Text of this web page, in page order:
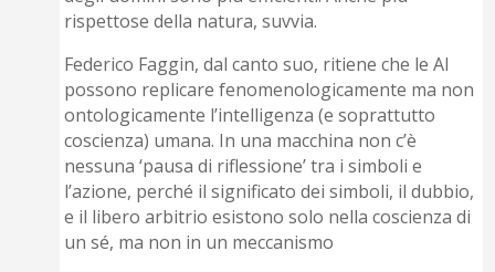
rispettose della natura, suvvia.
Federico Faggin, dal canto suo, ritiene che le AI
possono replicare fenomenologicamente ma non
ontologicamente l’intelligenza (e soprattutto
coscienza) umana. In una macchina non c’è
nessuna ‘pausa di riflessione’ tra i simboli e
l’azione, perché il significato dei simboli, il dubbio,
e il libero arbitrio esistono solo nella coscienza di
un sé, ma non in un meccanismo